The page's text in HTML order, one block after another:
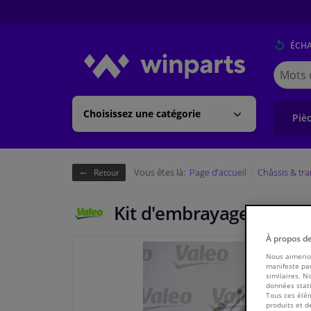
Choisissez une catégorie
Chercher
Retour Vous êtes là: Page d’accueil Châssis &
Kit d'embrayage KIT3P
À propos
Nous
manifeste
similaires.
données
Tous ces
produits et